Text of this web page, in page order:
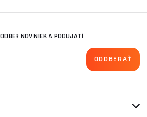
ODBER NOVINIEK A PODUJATÍ